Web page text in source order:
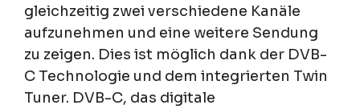
gleichzeitig zwei verschiedene Kanäle
aufzunehmen und eine weitere Sendung
zu zeigen. Dies ist möglich dank der DVB-
C Technologie und dem integrierten Twin
Tuner. DVB-C, das digitale